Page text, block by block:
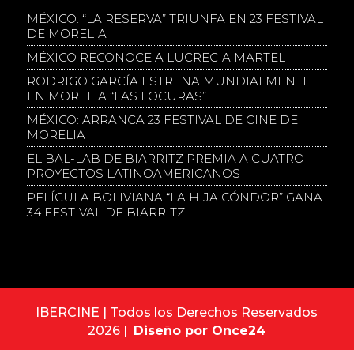
MÉXICO: “LA RESERVA” TRIUNFA EN 23 FESTIVAL
DE MORELIA
MÉXICO RECONOCE A LUCRECIA MARTEL
RODRIGO GARCÍA ESTRENA MUNDIALMENTE
EN MORELIA “LAS LOCURAS”
MÉXICO: ARRANCA 23 FESTIVAL DE CINE DE
MORELIA
EL BAL-LAB DE BIARRITZ PREMIA A CUATRO
PROYECTOS LATINOAMERICANOS
PELÍCULA BOLIVIANA “LA HIJA CÓNDOR” GANA
34 FESTIVAL DE BIARRITZ
IBERCINE | Todos los Derechos Reservados
2026 | Diseño por Once24